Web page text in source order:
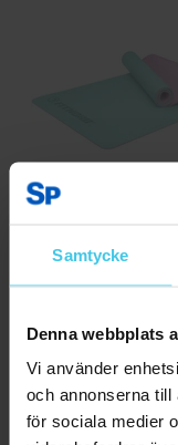
Samtycke
Denna webbplats
Vi använder
och annonserna till
för sociala medier
FitNord Yogamatta,
Tillfälligt slut